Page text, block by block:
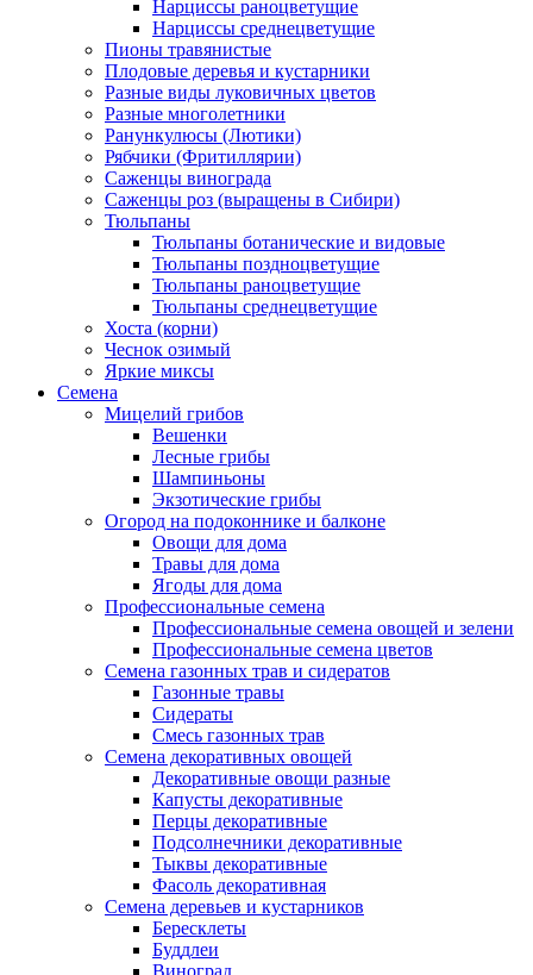
Нарциссы раноцветущие
Нарциссы среднецветущие
Пионы травянистые
Плодовые деревья и кустарники
Разные виды луковичных цветов
Разные многолетники
Ранункулюсы (Лютики)
Рябчики (Фритиллярии)
Саженцы винограда
Саженцы роз (выращены в Сибири)
Тюльпаны
Тюльпаны ботанические и видовые
Тюльпаны поздноцветущие
Тюльпаны раноцветущие
Тюльпаны среднецветущие
Хоста (корни)
Чеснок озимый
Яркие миксы
Семена
Мицелий грибов
Вешенки
Лесные грибы
Шампиньоны
Экзотические грибы
Огород на подоконнике и балконе
Овощи для дома
Травы для дома
Ягоды для дома
Профессиональные семена
Профессиональные семена овощей и зелени
Профессиональные семена цветов
Семена газонных трав и сидератов
Газонные травы
Сидераты
Смесь газонных трав
Семена декоративных овощей
Декоративные овощи разные
Капусты декоративные
Перцы декоративные
Подсолнечники декоративные
Тыквы декоративные
Фасоль декоративная
Семена деревьев и кустарников
Бересклеты
Буддлеи
Виноград